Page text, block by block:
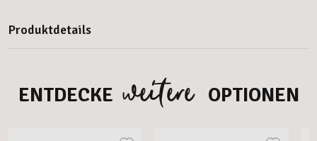
Produktdetails
ENTDECKE weitere OPTIONEN